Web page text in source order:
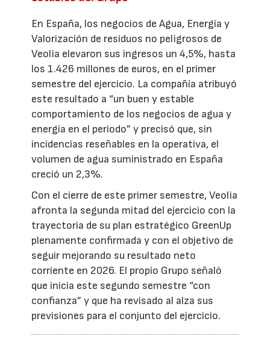
En España, los negocios de Agua, Energía y
Valorización de residuos no peligrosos de
Veolia elevaron sus ingresos un 4,5%, hasta
los 1.426 millones de euros, en el primer
semestre del ejercicio. La compañía atribuyó
este resultado a “un buen y estable
comportamiento de los negocios de agua y
energía en el periodo” y precisó que, sin
incidencias reseñables en la operativa, el
volumen de agua suministrado en España
creció un 2,3%.
Con el cierre de este primer semestre, Veolia
afronta la segunda mitad del ejercicio con la
trayectoria de su plan estratégico GreenUp
plenamente confirmada y con el objetivo de
seguir mejorando su resultado neto
corriente en 2026. El propio Grupo señaló
que inicia este segundo semestre “con
confianza” y que ha revisado al alza sus
previsiones para el conjunto del ejercicio.